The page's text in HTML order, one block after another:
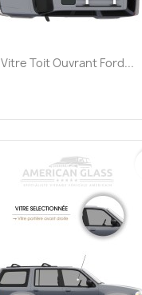
Vitre Toit Ouvrant Ford...